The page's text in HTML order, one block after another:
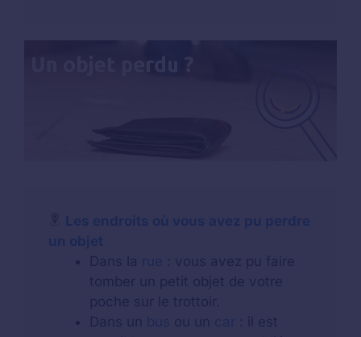
Les endroits où vous avez pu perdre
un objet
Dans la rue : vous avez pu faire
tomber un petit objet de votre
poche sur le trottoir.
Dans un bus ou un car : il est